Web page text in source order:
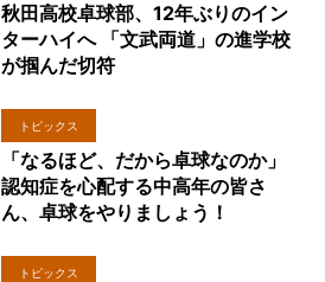
秋田高校卓球部、12年ぶりのイン
ターハイへ 「文武両道」の進学校
が掴んだ切符
トピックス
「なるほど、だから卓球なのか」
認知症を心配する中高年の皆さ
ん、卓球をやりましょう！
トピックス